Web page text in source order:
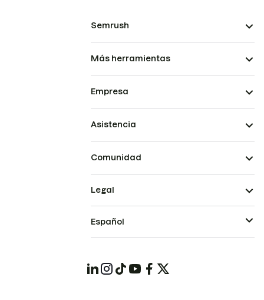
Semrush
Más herramientas
Empresa
Asistencia
Comunidad
Legal
Español